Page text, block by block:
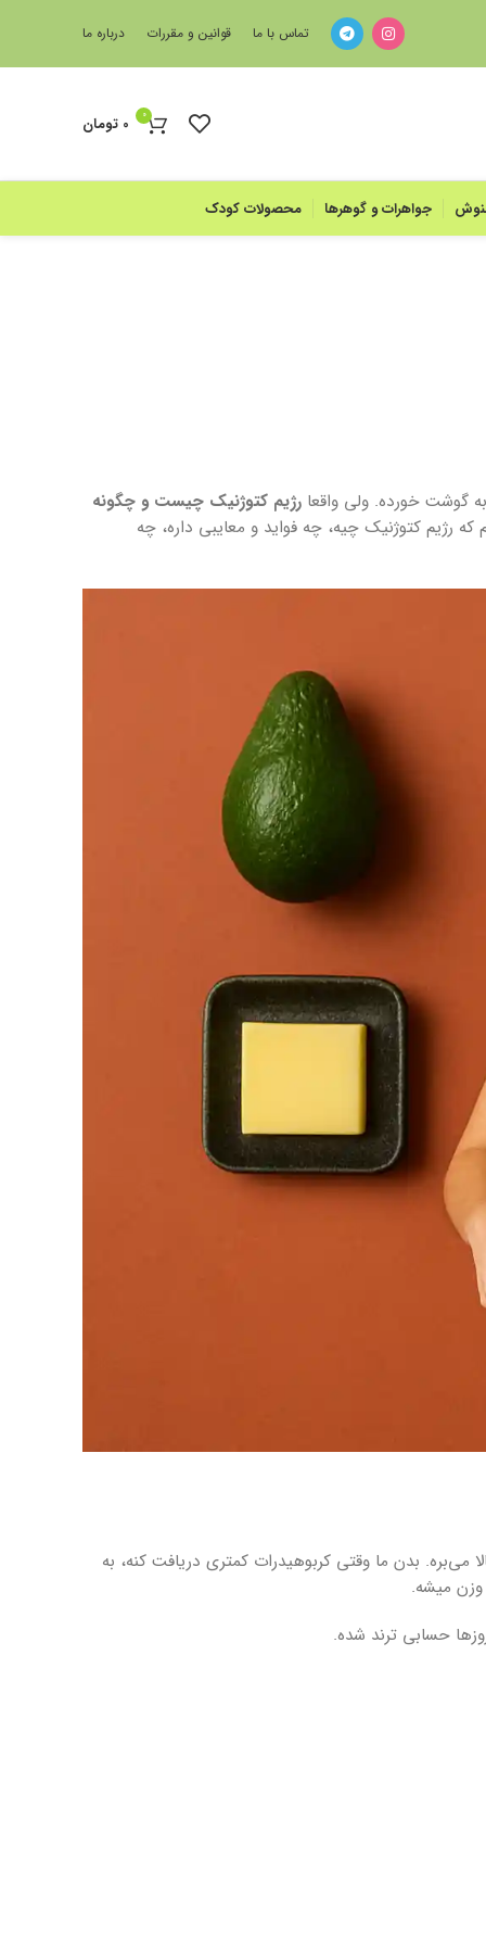
تماس با ما قوانین و مقررات درباره ما
0
0 تومان
جواهرات و گوهرها محصولات کودک
به گوشت خورده. ولی واقعا رژیم کتوژنیک چیست و چگونه
رژیم کتوژنیک چیه، چه فواید و معایبی داره، چه
بدن ما وقتی کربوهیدرات کمتری دریافت کنه، به
وزن میشه.
حسابی ترند شده.